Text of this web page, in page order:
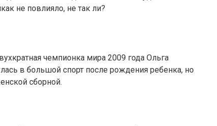
не повлияло, не так ли?
чемпионка мира 2009 года Ольга
в большой спорт после рождения ребенка, но
сборной.